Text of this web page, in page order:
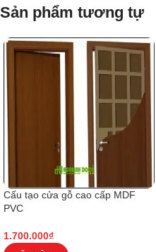
Sản phẩm tương tự
Cấu tạo cửa gỗ cao cấp MDF
PVC
1.700.000₫